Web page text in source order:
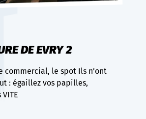
DE EVRY 2
commercial, le spot Ils n’ont
: égaillez vos papilles,